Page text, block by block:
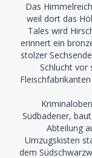
Das
weil dort das
Tales wird
erinnert ein
stolzer
Schlucht vor
Südbadener,
Abteilung
Umzugskisten
dem